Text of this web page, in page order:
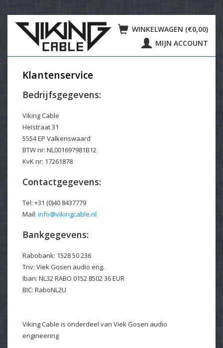
WINKELWAGEN (€0,00)
MIJN ACCOUNT
Klantenservice
Bedrijfsgegevens:
Viking Cable
Heistraat 31
5554 EP Valkenswaard
BTW nr: NL001697981B12
KvK nr: 17261878
Contactgegevens:
Tel: +31 (0)40 8437779
Mail: info@vikingcable.nl
Bankgegevens:
Rabobank: 1528 50 236
Tnv: Viek Gosen audio eng.
Iban: NL32 RABO 0152 8502 36 EUR
BIC: RaboNL2U
Viking Cable is onderdeel van Viek Gosen audio
engineering